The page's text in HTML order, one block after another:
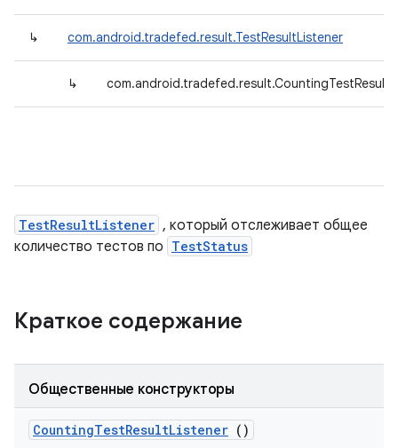
↳ com.android.tradefed.result.TestResultListener
↳
TestResultListener , который отслеживает общее
количество тестов по TestStatus
Краткое содержание
Общественные конструкторы
CountingTestResultListener ()